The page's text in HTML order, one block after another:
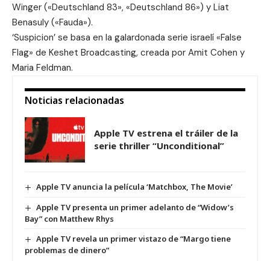
Winger («Deutschland 83», «Deutschland 86») y Liat
Benasuly («Fauda»).
‘Suspicion’ se basa en la galardonada serie israelí «False
Flag» de Keshet Broadcasting, creada por Amit Cohen y
Maria Feldman.
Noticias relacionadas
Apple TV estrena el tráiler de la
serie thriller “Unconditional”
Apple TV anuncia la película ‘Matchbox, The Movie’
Apple TV presenta un primer adelanto de “Widow’s
Bay” con Matthew Rhys
Apple TV revela un primer vistazo de “Margo tiene
problemas de dinero”